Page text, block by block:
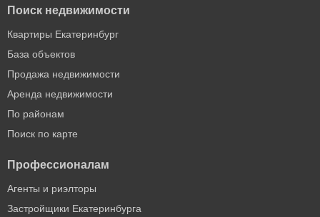
Поиск недвижимости
Квартиры Екатеринбург
База объектов
Продажа недвижимости
Аренда недвижимости
По районам
Поиск по карте
Профессионалам
Агенты и риэлторы
Застройщики Екатеринбурга